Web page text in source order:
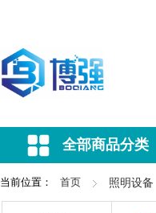
全部商品分类
当前位置： 首页 照明设备